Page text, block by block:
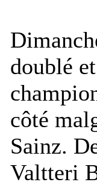
doublé
côté
Sainz.
Valtteri